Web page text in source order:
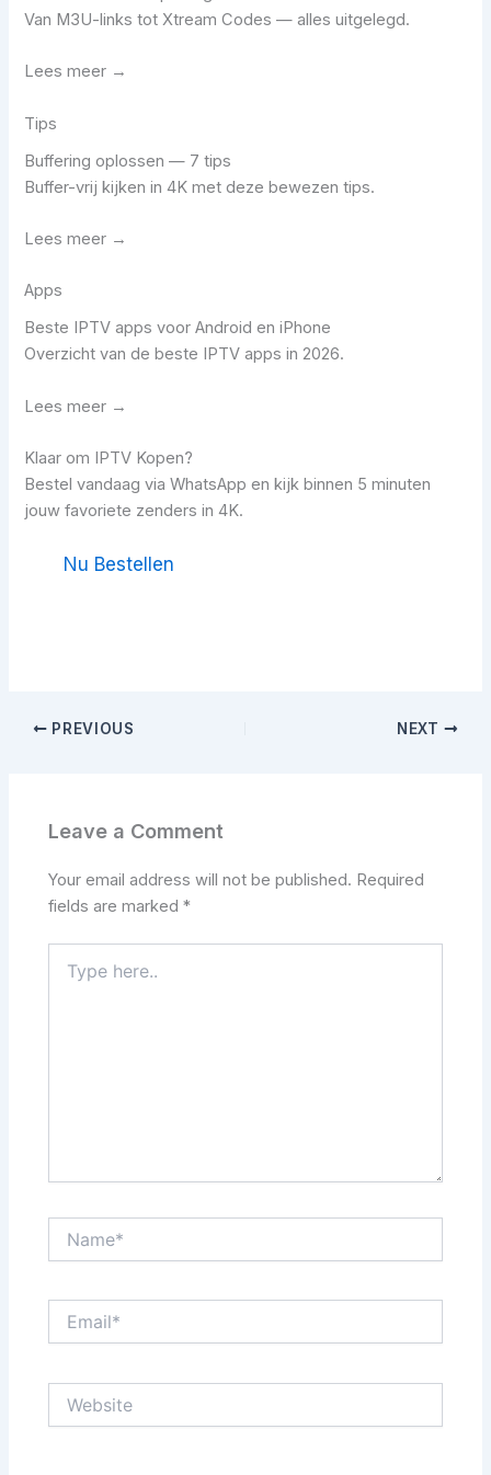
Van M3U-links tot Xtream Codes — alles uitgelegd.
Lees meer →
Tips
Buffering oplossen — 7 tips
Buffer-vrij kijken in 4K met deze bewezen tips.
Lees meer →
Apps
Beste IPTV apps voor Android en iPhone
Overzicht van de beste IPTV apps in 2026.
Lees meer →
Klaar om IPTV Kopen?
Bestel vandaag via WhatsApp en kijk binnen 5 minuten
jouw favoriete zenders in 4K.
Nu Bestellen
PREVIOUS NEXT
Leave a Comment
Your email address will not be published. Required
fields are marked*
here..